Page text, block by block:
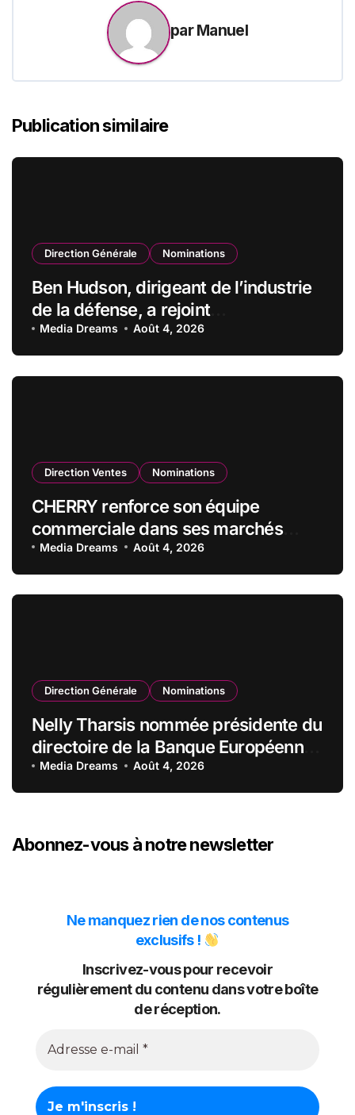
parManuel
Publication similaire
Direction Générale Nominations
Ben Hudson, dirigeant de l’industrie
de la défense, a rejoint
CZECHOSLOVAK GROUP (CSG) en
qualité de vice-président du conseil
d’administration
Media Dreams Août 4, 2026
Direction Ventes Nominations
CHERRY renforce son équipe
commerciale dans ses marchés
stratégiques
Media Dreams Août 4, 2026
Direction Générale Nominations
Nelly Tharsis nommée présidente du
directoire de la Banque Européenne
du Crédit Mutuel
Media Dreams Août 4, 2026
Abonnez-vous à notre newsletter
Ne manquez rien de nos contenus
exclusifs !
Inscrivez-vous pour recevoir
régulièrement du contenu dans votre boîte
de réception.